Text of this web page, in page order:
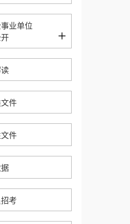
业单位
+
件
件
考